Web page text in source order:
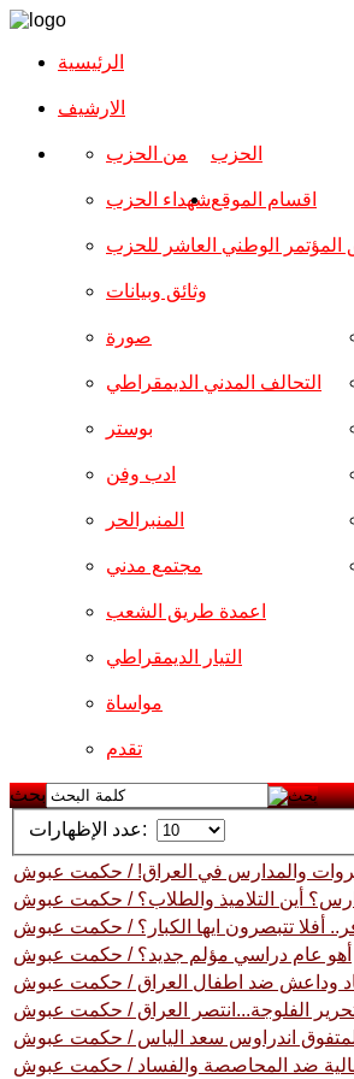
الرئيسية
الارشیف
الحزب من الحزب
شهداء الحزب
المؤتمر الوطني العاشر للحزب
وثائق وبيانات
اقسام الموقع
صورة
التحالف المدني الديمقراطي
بوستر
ادب وفن
المنبرالحر
مجتمع مدني
اعمدة طريق الشعب
التيار الديمقراطي
مواساة
تقدم
بحث
عدد الإظهارات:
للثروات والمدارس في العراق! / حكمت عبوش
أين التلاميذ والطلاب؟ / حكمت عبوش
أفلا تتبصرون ايها الكبار؟ / حكمت عبوش
أهو عام دراسي مؤلم جديد؟ / حكمت عبوش
وداعش ضد اطفال العراق / حكمت عبوش
الفلوجة...انتصر العراق / حكمت عبوش
اندراوس سعد الياس / حكمت عبوش
ضد المحاصصة والفساد / حكمت عبوش